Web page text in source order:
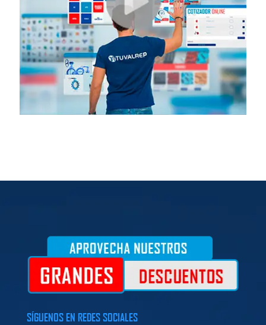
SÍGUENOS EN REDES SOCIALES